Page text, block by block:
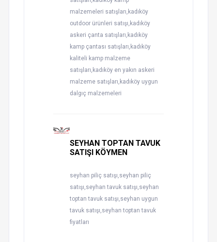
malzemeleri satışları,kadıköy
outdoor ürünleri satışı,kadıköy
askeri çanta satışları,kadıköy
kamp çantası satışları,kadıköy
kaliteli kamp malzeme
satışları,kadıköy en yakın askeri
malzeme satışları,kadıköy uygun
dalgıç malzemeleri
SEYHAN TOPTAN TAVUK
SATIŞI KÖYMEN
seyhan piliç satışı,seyhan piliç
satışı,seyhan tavuk satışı,seyhan
toptan tavuk satışı,seyhan uygun
tavuk satışı,seyhan toptan tavuk
fiyatları